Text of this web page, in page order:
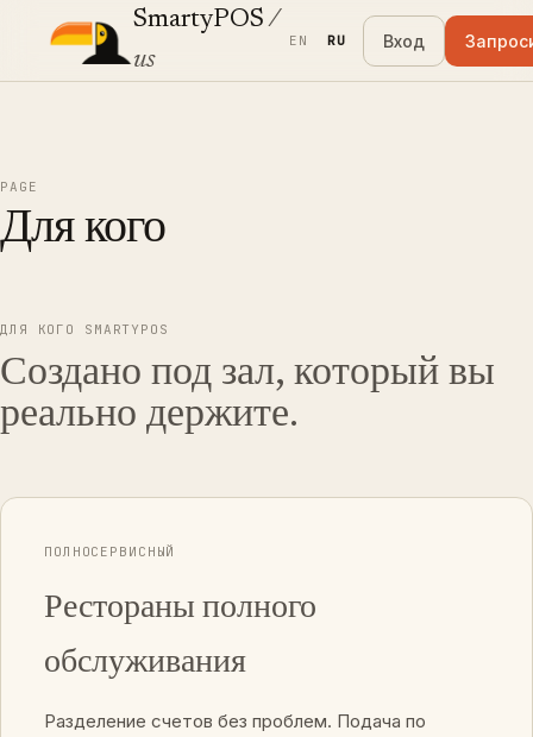
SmartyPOS/
us
EN RU Вход
PAGE
Для кого
ДЛЯ КОГО SMARTYPOS
Создано под зал, который вы
реально держите.
ПОЛНОСЕРВИСНЫЙ
Рестораны полного
обслуживания
Разделение счетов без проблем. Подача по